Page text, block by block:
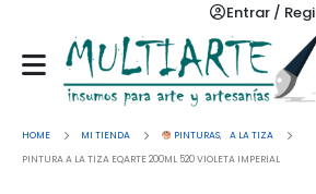
Entrar /
HOME MI TIENDA PINTURAS, A LA TIZA
PINTURA A LA TIZA EQARTE 200ML 520 VIOLETA IMPERIAL